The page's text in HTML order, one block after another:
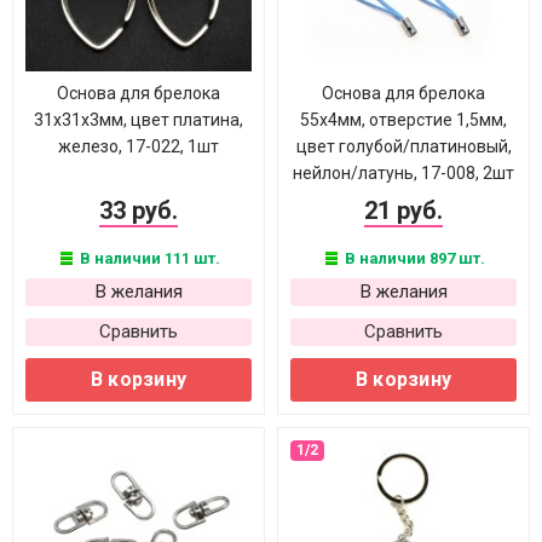
Основа для брелока
31х31х3мм, цвет платина,
железо, 17-022, 1шт
33 руб.
В наличии 111 шт.
В желания
Сравнить
В корзину
Основа для брелока
55х4мм, отверстие 1,5мм,
цвет голубой/платиновый,
нейлон/латунь, 17-008, 2шт
21 руб.
В наличии 897 шт.
В желания
Сравнить
В корзину